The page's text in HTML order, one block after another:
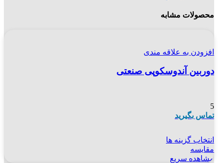
محصولات مشابه
افزودن به علاقه مندی
دوربین آندوسکوپی صنعتی
5
تماس بگیرید
انتخاب گزینه ها
مقایسه
مشاهده سریع